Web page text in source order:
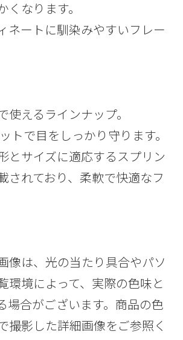
くなります。
ネートに馴染みやすいフレー
使えるラインナップ。
トで目をしっかり守ります。
とサイズに適応するスプリン
されており、柔軟で快適なフ
像は、光の当たり具合やパソ
環境によって、実際の色味と
場合がございます。商品の色
撮影した詳細画像をご参照く